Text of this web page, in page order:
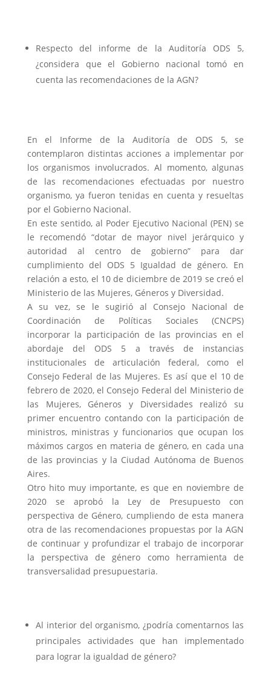
Respecto del informe de la Auditoría ODS 5,
¿considera que el Gobierno nacional tomó en
cuenta las recomendaciones de la AGN?
En el Informe de la Auditoría de ODS 5, se
contemplaron distintas acciones a implementar por
los organismos involucrados. Al momento, algunas
de las recomendaciones efectuadas por nuestro
organismo, ya fueron tenidas en cuenta y resueltas
por el Gobierno Nacional.
En este sentido, al Poder Ejecutivo Nacional (PEN) se
le recomendó “dotar de mayor nivel jerárquico y
autoridad al centro de gobierno” para dar
cumplimiento del ODS 5 Igualdad de género. En
relación a esto, el 10 de diciembre de 2019 se creó el
Ministerio de las Mujeres, Géneros y Diversidad.
A su vez, se le sugirió al Consejo Nacional de
Coordinación de Políticas Sociales (CNCPS)
incorporar la participación de las provincias en el
abordaje del ODS 5 a través de instancias
institucionales de articulación federal, como el
Consejo Federal de las Mujeres. Es así que el 10 de
febrero de 2020, el Consejo Federal del Ministerio de
las Mujeres, Géneros y Diversidades realizó su
primer encuentro contando con la participación de
ministros, ministras y funcionarios que ocupan los
máximos cargos en materia de género, en cada una
de las provincias y la Ciudad Autónoma de Buenos
Aires.
Otro hito muy importante, es que en noviembre de
2020 se aprobó la Ley de Presupuesto con
perspectiva de Género, cumpliendo de esta manera
otra de las recomendaciones propuestas por la AGN
de continuar y profundizar el trabajo de incorporar
la perspectiva de género como herramienta de
transversalidad presupuestaria.
Al interior del organismo, ¿podría comentarnos las
principales actividades que han implementado
para lograr la igualdad de género?